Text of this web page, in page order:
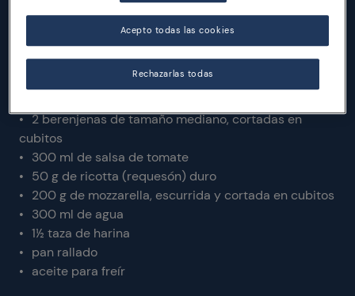
1 sobre de azafrán
30 g de mantequilla
500 g de arroz
1,2L de agua o caldo vegetal
2 berenjenas de tamaño mediano, cortadas en
cubitos
300 ml de salsa de tomate
50 g de ricotta (requesón) duro
200 g de mozzarella, escurrida y cortada en cubitos
300 ml de agua
1½ taza de harina
pan rallado
aceite para freír
Rechazarlas todas
Acepto todas las cookies